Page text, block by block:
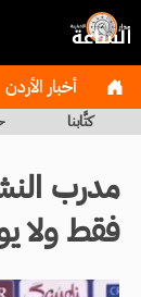
أخبار الأردن
كتَّابنا
مدرب
فقط ولا